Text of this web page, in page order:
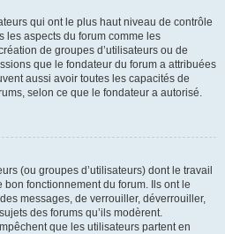
qui ont le plus haut niveau de contrôle
les aspects du forum comme les
de groupes d’utilisateurs ou de
que le fondateur du forum a attribuées
aussi avoir toutes les capacités de
selon ce que le fondateur a autorisé.
(ou groupes d’utilisateurs) dont le travail
fonctionnement du forum. Ils ont le
messages, de verrouiller, déverrouiller,
des forums qu’ils modèrent.
que les utilisateurs partent en